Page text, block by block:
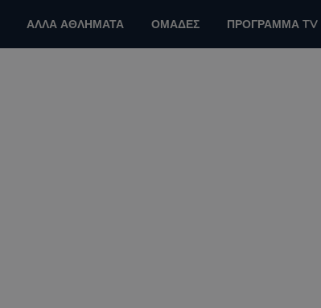
ΑΛΛΑ ΑΘΛΗΜΑΤΑ ΟΜΑΔΕΣ ΠΡΟΓΡΑΜΜΑ TV